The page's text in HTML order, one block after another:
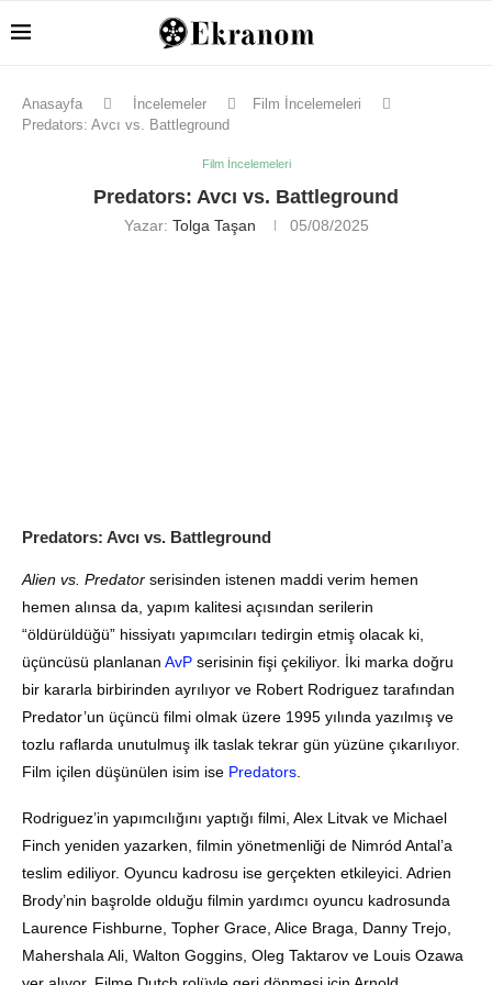
Anasayfa İncelemeler
Film İncelemeleri
Predators: Avcı vs. Battleground
Film İncelemeleri
Predators: Avcı vs. Battleground
Yazar: Tolga Taşan 05/08/2025
Predators: Avcı vs. Battleground
Alien vs. Predator serisinden istenen maddi verim hemen
hemen alınsa da, yapım kalitesi açısından serilerin
“öldürüldüğü” hissiyatı yapımcıları tedirgin etmiş olacak ki,
üçüncüsü planlanan AvP serisinin fişi çekiliyor. İki marka doğru
bir kararla birbirinden ayrılıyor ve Robert Rodriguez tarafından
Predator’un üçüncü filmi olmak üzere 1995 yılında yazılmış ve
tozlu raflarda unutulmuş ilk taslak tekrar gün yüzüne çıkarılıyor.
Film içilen düşünülen isim ise Predators
Rodriguez’in yapımcılığını yaptığı filmi, Alex Litvak ve Michael
Finch yeniden yazarken, filmin yönetmenliği de Nimród Antal’a
teslim ediliyor. Oyuncu kadrosu ise gerçekten etkileyici. Adrien
Brody’nin başrolde olduğu filmin yardımcı oyuncu kadrosunda
Laurence Fishburne, Topher Grace, Alice Braga, Danny Trejo,
Mahershala Ali, Walton Goggins, Oleg Taktarov ve Louis Ozawa